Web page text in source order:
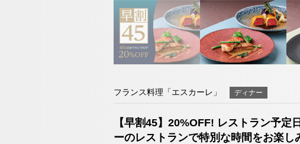
フランス料理「エスカーレ」 ディナー
【早割45】20%OFF! レストラン予
ーのレストランで特別な時間をお楽し
ネットで予約する
TEL098-993-7113
（受付時間9:00～19:00）
お問い合わせ
日本料理「隨縁亭」
チェックイン日がお決まり